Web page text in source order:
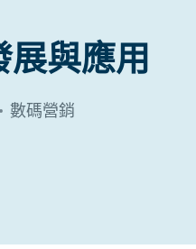
與應用
數碼營銷